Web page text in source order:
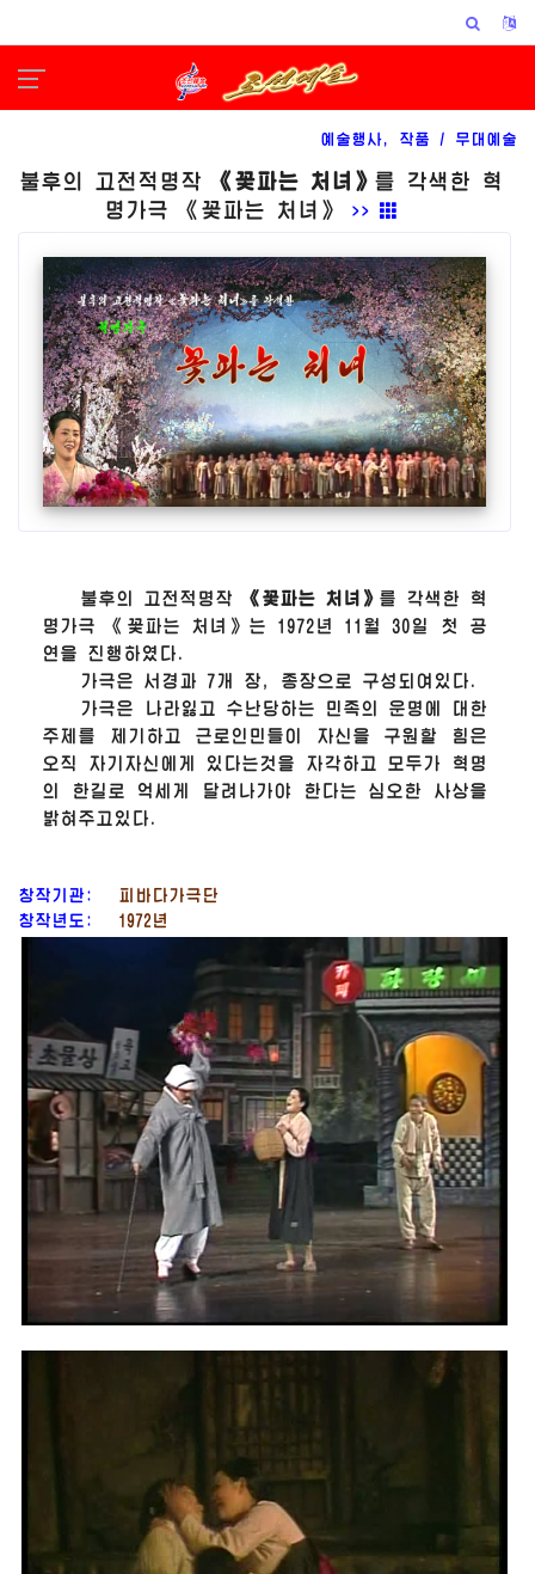
예술행사, 작품 / 무대예술
후의 고전적명작 《꽃파는 처녀》 를 각색한 혁
명가극 《꽃파는 처녀》
>>
불후의 고전적명작 《꽃파는 처녀》 를 각색한 혁
명가극 《꽃파는 처녀》는 1972년 11월 30일 첫 공
연을 진행하였다.
가극은 서경과 7개 장, 종장으로 구성되여있다.
가극은 나라잃고 수난당하는 민족의 운명에 대한
주제를 제기하고 근로인민들이 자신을 구원할 힘은
오직 자기자신에게 있다는것을 자각하고 모두가 혁명
의 한길로 억세게 달려나가야 한다는 심오한 사상을
밝혀주고있다.
창작기관:
피바다가극단
창작년도:
1972년